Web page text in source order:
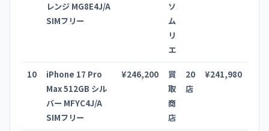
レンジ MG8E4J/A
SIMフリー
ソ
ム
リ
エ
10
iPhone 17 Pro
Max 512GB シル
バー MFYC4J/A
SIMフリー
¥246,200
買
取
商
店
20
店
¥241,980